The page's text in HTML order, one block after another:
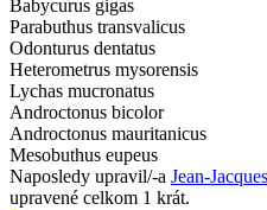
Babycurus gigas
Parabuthus transvalicus
Odonturus dentatus
Heterometrus mysorensis
Lychas mucronatus
Androctonus bicolor
Androctonus mauritanicus
Mesobuthus eupeus
Naposledy upravil/-a Jean-Jacques
upravené celkom 1 krát.